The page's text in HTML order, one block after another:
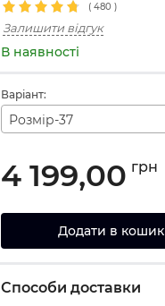
( 480 )
Залишити відгук
В наявності
Варіант:
Розмір-37
4 199,00 грн
Додати в кошик
Способи доставки